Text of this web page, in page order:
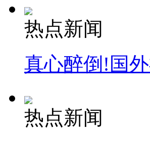
热点新闻
真心醉倒!国
热点新闻